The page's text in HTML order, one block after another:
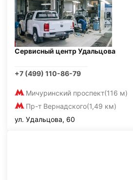
Сервисный центр Удальцова
+7 (499) 110-86-79
Мичуринский проспект(116 м)
Пр-т Вернадского(1,49 км)
ул. Удальцова, 60